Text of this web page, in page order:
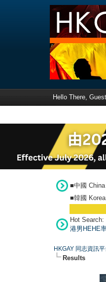
Hello There,
■中國 China
■韓國
Hot Search:
港男HEHE
HKGAY 同志資訊平
Results